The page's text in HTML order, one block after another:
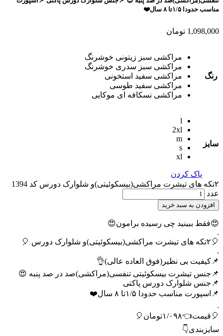
مناسب حدودا ۱/۵تا ۸ سال❤️
1,098,000 تومان
رنگ
مراکشی سبز زیتونی خوشرنگ
مراکشی سبز سدری خوشرنگ
مراکشی سفید استخونی
مراکشی سفید طوسی
مراکشی نسکافه ای موکایی
سایز
l
2xl
m
s
xl
پاک کردن
۲تکه های تیشرت مراکشی(بیسکوئیتی)و شلوارک دورس کد 1394
عدد
افزودن به سبد خرید
😍فقط ببینید چی رسیده برامون😍
.
🎈۲تکه های تیشرت مراکشی(بیسکوئیتی)و شلوارک دورس 🎈
.
📌کیفیت بی نظیر(فوق العاده عالی)👌
📌جنس تیشرت بیسکوئیتی تنفسی(مراکشی)صد در صد پنبه 😍
📌جنس شلوارک دورس پاکتی
📌اسپورت مناسب حدودا ۱/۵تا ۸ سال❤️
.
🎈قیمت👈۱/۰۹۸تومان🎈
سایزبندی👇